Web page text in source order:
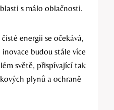
s málo oblačnosti.
energii se očekává,
budou stále více
světě, přispívající tak
plynů a ochraně